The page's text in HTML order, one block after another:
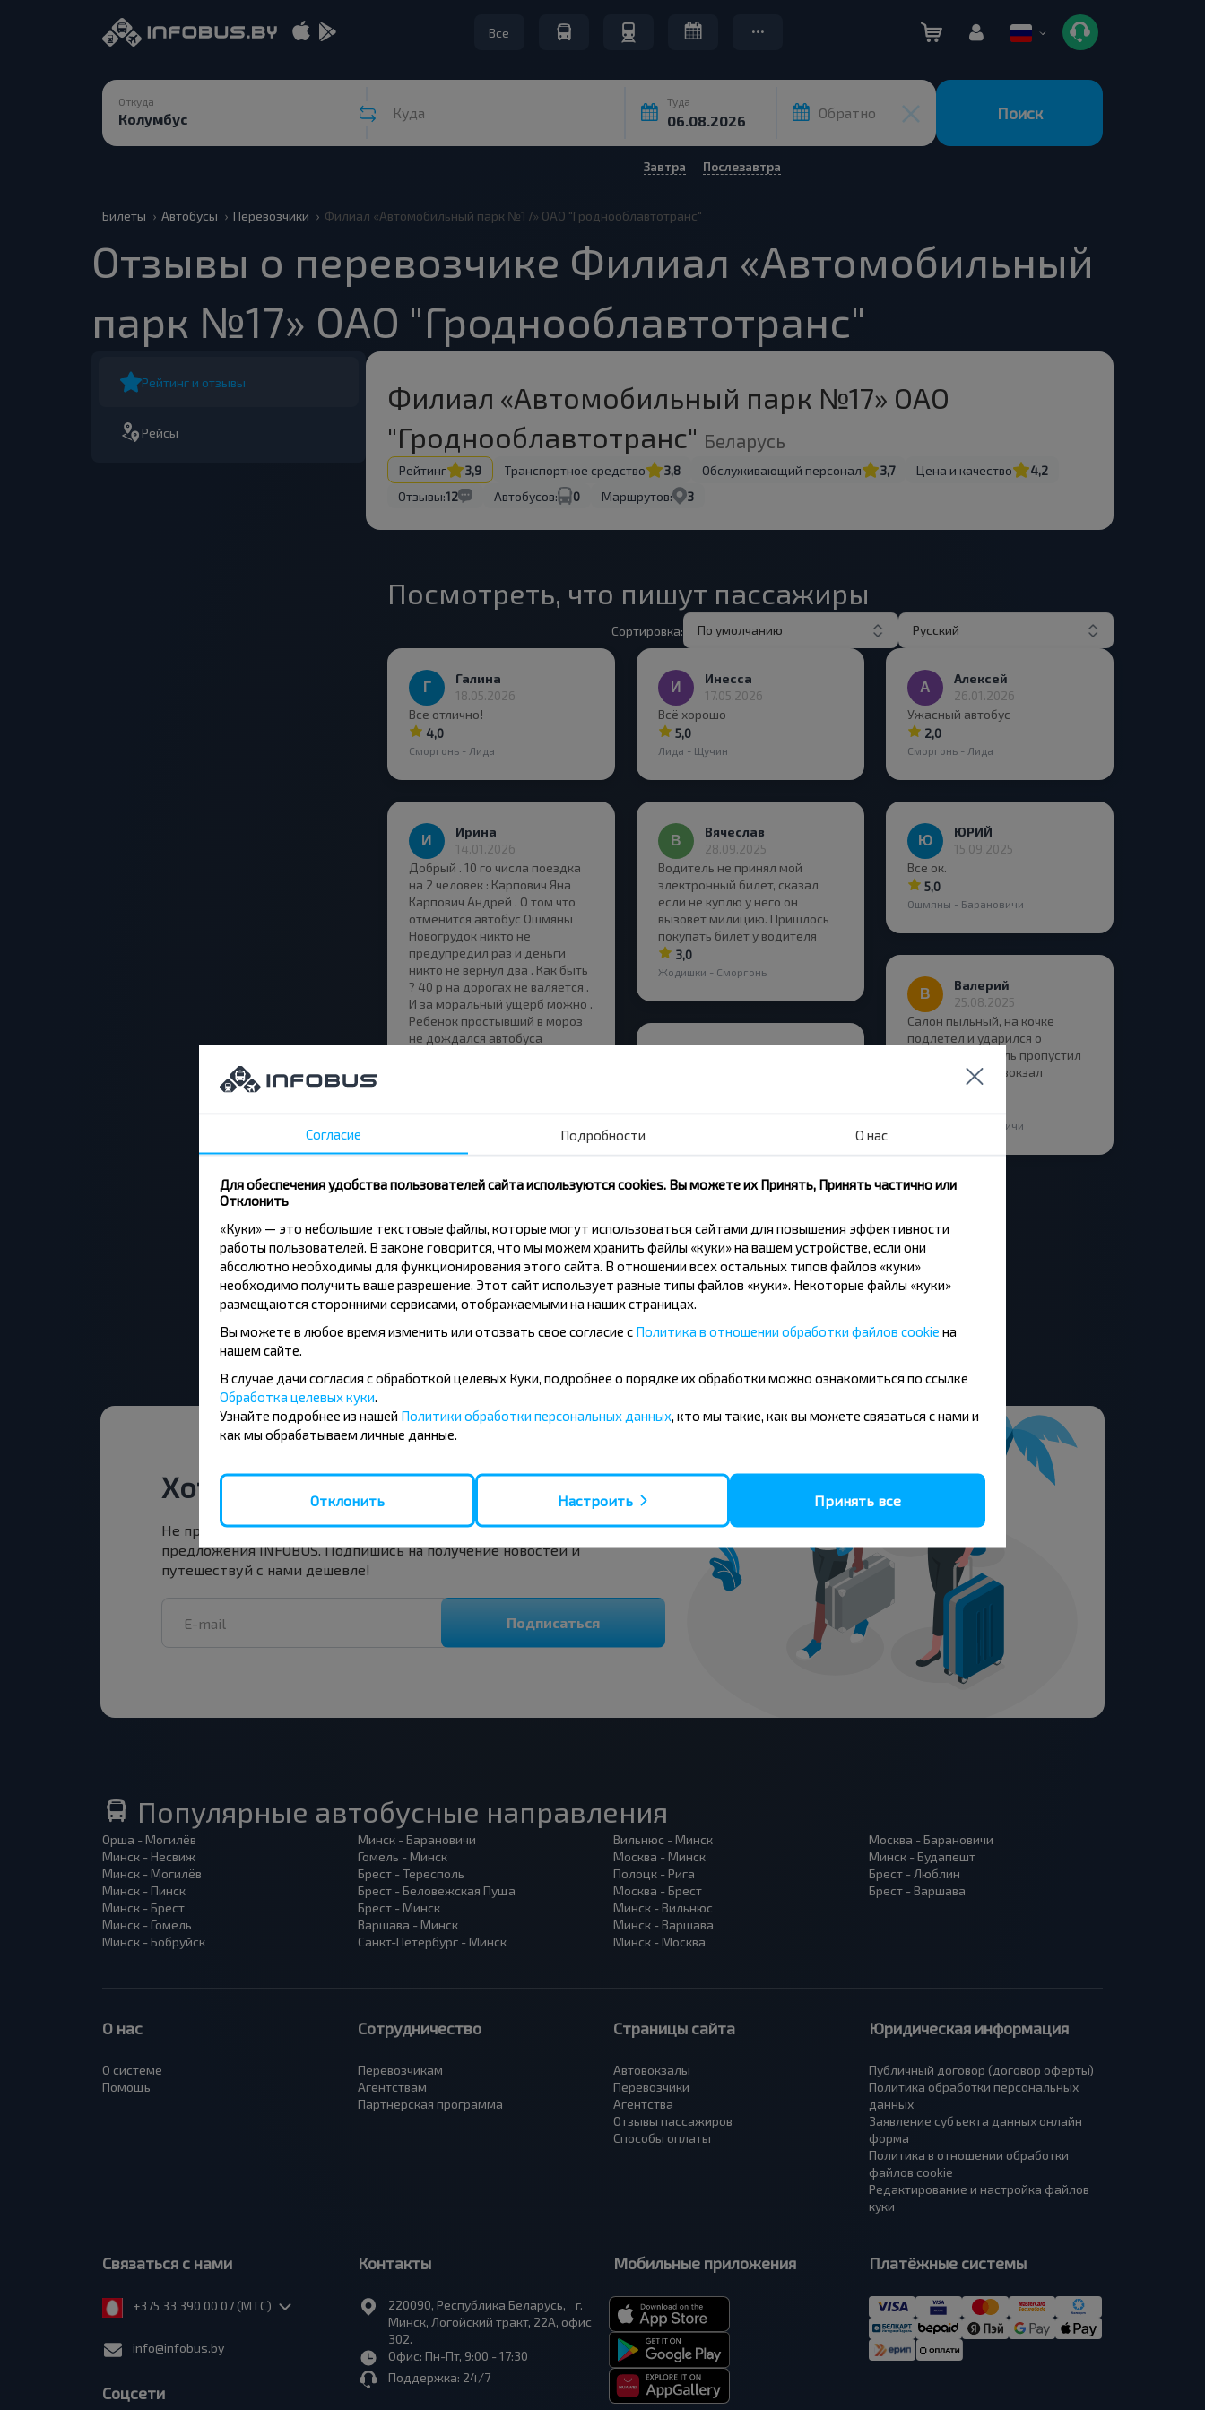
Все
Откуда
Куда
Туда
Обратно Поиск
Завтра Послезавтра
Билеты Автобусы Перевозчики Филиал «Автомобильный парк №17» ОАО "Гроднооблавтотранс"
Отзывы о перевозчике Филиал «Автомобильный
парк №17» ОАО "Гроднооблавтотранс"
Рейтинг и отзывы
Рейсы
Филиал «Автомобильный парк №17» ОАО
"Гроднооблавтотранс" Беларусь
Рейтинг 3,9 Транспортное средство 3,8 Обслуживающий персонал 3,7 Цена и качество
4,2
Отзывы:12 Автобусов: 0 Маршрутов: 3
Посмотреть, что пишут пассажиры
Сортировка: По умолчанию Русский
Галина
18.05.2026
Все отлично!
4,0
Сморгонь - Лида
Инесса
17.05.2026
Всё хорошо
5,0
Лида - Щучин
Алексей
26.01.2026
Ужасный автобус
2,0
Сморгонь - Лида
Ирина
14.01.2026
Добрый . 10 го числа поездка
на 2 человек : Карпович Яна
Карпович Андрей . О том что
отменится автобус Ошмяны
Новогрудок никто не
предупредил раз и деньги
никто не вернул два . Как быть
? 40 р на дорогах не валяется .
И за моральный ущерб можно .
Ребенок простывший в мороз
не дождался автобуса
Вячеслав
28.09.2025
Водитель не принял мой
электронный билет, сказал
если не куплю у него он
вызовет милицию. Пришлось
покупать билет у водителя
3,0
Жодишки - Сморгонь
ЮРИЙ
15.09.2025
Все ок.
5,0
Ошмяны - Барановичи
Валерий
25.08.2025
Салон пыльный, на кочке
подлетел и ударился о
пластик. Водитель пропустил
поворот на автовокзал
Новогрудка.
Ошмяны - Барановичи
Ольга Мороз
30.06.2025
5,0
Лида - Гродно
12.06.2025
Все хорошо!
5,0
Гольшаны, Ошмянский р-н
ГРОДНЕНСКАЯ ОБЛ. - Гродно
Показать еще
Хотите путешествовать дешевле?
Не пропусти специальные акции, скидки и другие интересные
предложения INFOBUS. Подпишись на получение новостей и
путешествуй с нами дешевле!
Подписаться
Популярные автобусные направления
Орша - Могилёв
Минск - Несвиж
Минск - Могилёв
Минск - Пинск
Минск - Брест
Минск - Гомель
Минск - Бобруйск
Минск - Барановичи
Гомель - Минск
Брест - Тересполь
Брест - Беловежская Пуща
Брест - Минск
Варшава - Минск
Санкт-Петербург - Минск
Вильнюс - Минск
Москва - Минск
Полоцк - Рига
Москва - Брест
Минск - Вильнюс
Минск - Варшава
Минск - Москва
Москва - Барановичи
Минск - Будапешт
Брест - Люблин
Брест - Варшава
О нас
О системе
Помощь
Сотрудничество
Перевозчикам
Агентствам
Партнерская программа
Страницы сайта
Автовокзалы
Перевозчики
Агентства
Отзывы пассажиров
Способы оплаты
Юридическая информация
Публичный договор (договор оферты)
Политика обработки персональных
данных
Заявление субъекта данных онлайн
форма
Политика в отношении обработки
файлов cookie
Редактирование и настройка файлов
куки
Связаться с нами
+375 33 390 00 07 (МТС)
info@infobus.by
Соцсети
Контакты
220090, Республика Беларусь, г.
Минск, Логойский тракт, 22А, офис
302.
Офис: Пн-Пт, 9:00 - 17:30
Поддержка: 24/7
Мобильные приложения Платёжные системы
Согласие Подробности О нас
Для обеспечения удобства пользователей сайта используются cookies. Вы можете их Принять, Принять частично или
Отклонить
«Куки» — это небольшие текстовые файлы, которые могут использоваться сайтами для повышения эффективности
работы пользователей. В законе говорится, что мы можем хранить файлы «куки» на вашем устройстве, если они
абсолютно необходимы для функционирования этого сайта. В отношении всех остальных типов файлов «куки»
необходимо получить ваше разрешение. Этот сайт использует разные типы файлов «куки». Некоторые файлы «куки»
размещаются сторонними сервисами, отображаемыми на наших страницах.
Вы можете в любое время изменить или отозвать свое согласие с Политика в отношении обработки файлов cookie на
нашем сайте.
В случае дачи согласия с обработкой целевых Куки, подробнее о порядке их обработки можно ознакомиться по ссылке
Обработка целевых куки
Узнайте подробнее из нашей Политики обработки персональных данных , кто мы такие, как вы можете связаться с нами и
как мы обрабатываем личные данные.
Отклонить Настроить Принять все